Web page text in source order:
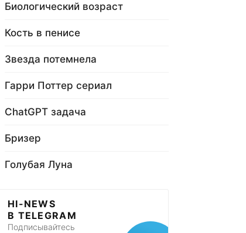
Биологический возраст
Кость в пенисе
Звезда потемнела
Гарри Поттер сериал
ChatGPT задача
Бризер
Голубая Луна
HI-NEWS
В TELEGRAM
Подписывайтесь